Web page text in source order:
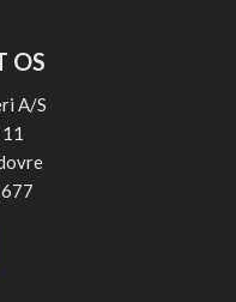
OS
A/S